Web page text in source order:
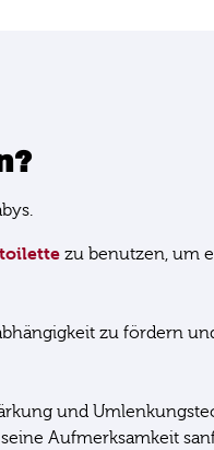
zu benutzen, um
zu fördern
und
Aufmerksamkeit